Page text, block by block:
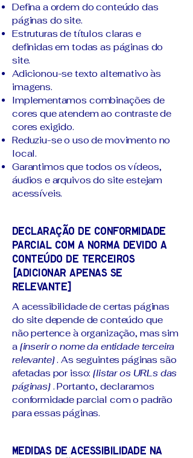
Defina a ordem do conteúdo das
páginas do site.
Estruturas de títulos claras e
definidas em todas as páginas do
site.
Adicionou-se texto alternativo às
imagens.
Implementamos combinações de
cores que atendem ao contraste de
cores exigido.
Reduziu-se o uso de movimento no
local.
Garantimos que todos os vídeos,
áudios e arquivos do site estejam
acessíveis.
Declaração de conformidade
parcial com a norma devido a
conteúdo de terceiros
[adicionar apenas se
relevante]
A acessibilidade de certas páginas
do site depende de conteúdo que
não pertence à organização, mas sim
a [inserir o nome da entidade terceira
relevante]. As seguintes páginas são
afetadas por isso:[listar os URLs das
páginas]. Portanto, declaramos
conformidade parcial com o padrão
para essas páginas.
Medidas de acessibilidade na